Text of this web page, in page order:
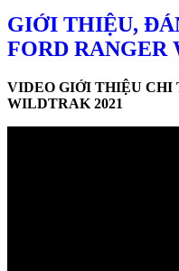
GIỚI THIỆU,
FORD RANGER
VIDEO GIỚI THIỆU CHI
WILDTRAK 2021